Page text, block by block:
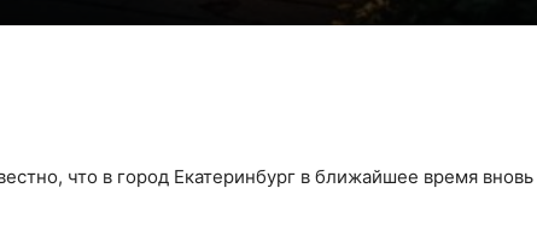
что в город Екатеринбург в ближайшее время вновь